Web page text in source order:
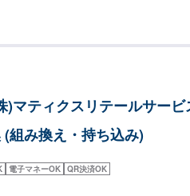
)マティクスリテールサービ
(組み換え・持ち込み)
電子マネーOK QR決済OK